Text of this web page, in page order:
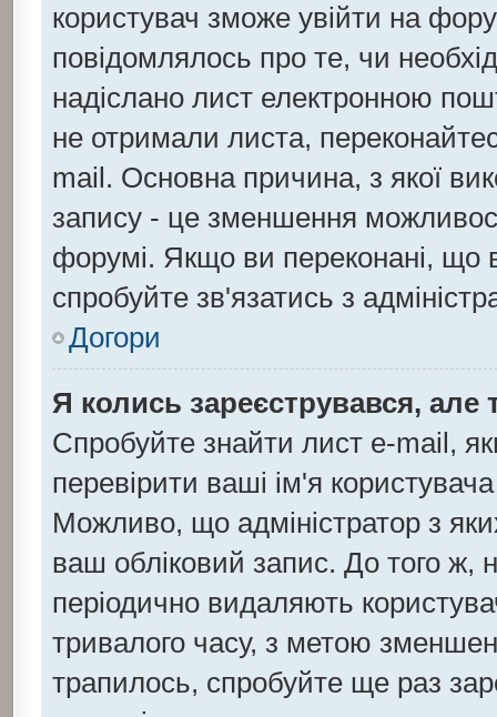
користувач зможе увійти на
повідомлялось про те, чи
надіслано лист електронною
не отримали листа,
mail. Основна причина, з якої
запису - це зменшення
форумі. Якщо ви переконані, що
спробуйте зв'язатись з
Догори
Я колись зареєструвався,
Спробуйте знайти лист e-mail,
перевірити ваші ім'я
Можливо, що адміністратор з
ваш обліковий запис. До того ж,
періодично видаляють
тривалого часу, з метою
трапилось, спробуйте ще раз